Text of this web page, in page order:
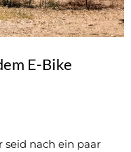
E-Bike
seid nach ein paar